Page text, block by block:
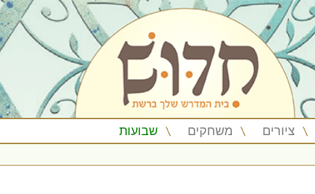
ציורים משחקים שבועות